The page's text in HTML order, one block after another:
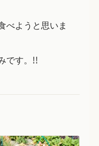
べようと思いま
です。!!